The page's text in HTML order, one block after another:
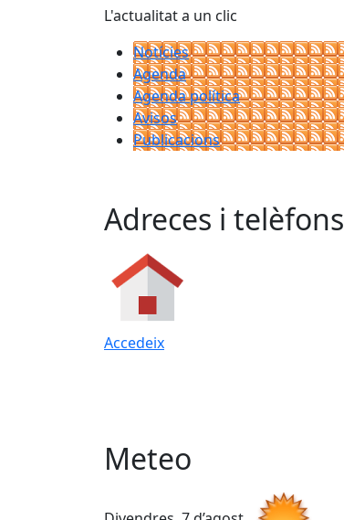
L'actualitat a un clic
Notícies
Agenda
Agenda política
Avisos
Publicacions
Adreces i telèfons
Accedeix
Meteo